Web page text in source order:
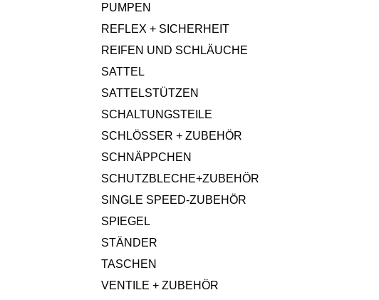
PUMPEN
REFLEX + SICHERHEIT
REIFEN UND SCHLÄUCHE
SATTEL
SATTELSTÜTZEN
SCHALTUNGSTEILE
SCHLÖSSER + ZUBEHÖR
SCHNÄPPCHEN
SCHUTZBLECHE+ZUBEHÖR
SINGLE SPEED-ZUBEHÖR
SPIEGEL
STÄNDER
TASCHEN
VENTILE + ZUBEHÖR